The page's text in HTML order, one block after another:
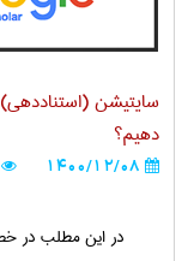
دهیم؟
1400/12/08
در این مطلب در